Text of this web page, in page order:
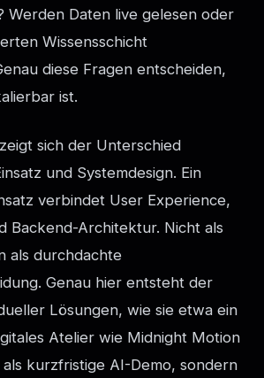
Werden Daten live gelesen oder
Wissensschicht
diese Fragen entscheiden,
ist.
sich der Unterschied
und Systemdesign. Ein
verbindet User Experience,
Backend-Architektur. Nicht als
als durchdachte
Genau hier entsteht der
Lösungen, wie sie etwa ein
Atelier wie Midnight Motion
kurzfristige AI-Demo, sondern